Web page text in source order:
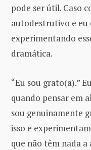
pode ser útil. Caso
autodestrutivo e eu
experimentando
dramática.
“Eu sou grato(a).”
quando pensar em
sou genuinamente
isso e
que não têm nada a